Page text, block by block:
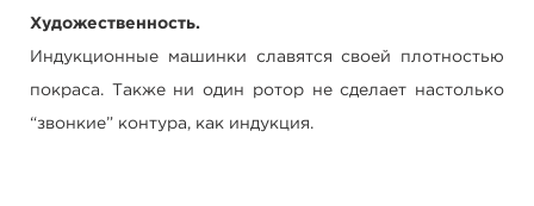
Художественность.
Индукционные машинки славятся своей плотностью
покраса. Также ни один ротор не сделает настолько
“звонкие” контура, как индукция.